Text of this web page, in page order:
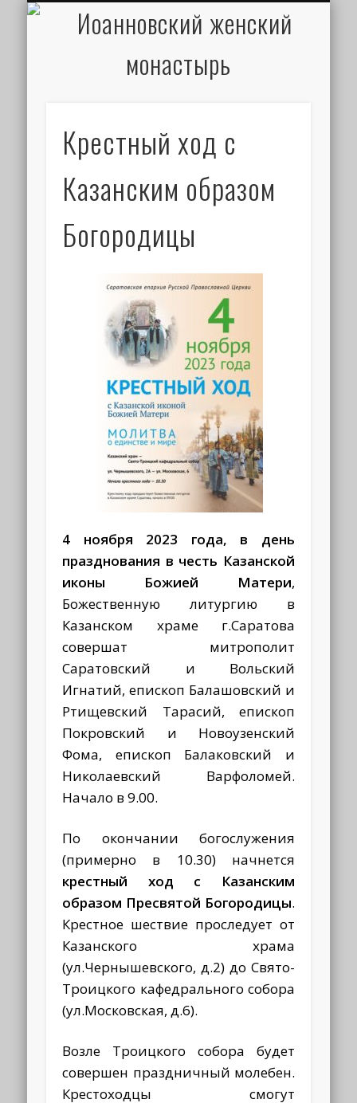
Крестный ход с
Казанским образом
Богородицы
4 ноября 2023 года, в день
празднования в честь Казанской
иконы Божией Матери,
Божественную литургию в
Казанском храме г.Саратова
совершат митрополит
Саратовский и Вольский
Игнатий, епископ Балашовский и
Ртищевский Тарасий, епископ
Покровский и Новоузенский
Фома, епископ Балаковский и
Николаевский Варфоломей.
Начало в 9.00.
По окончании богослужения
(примерно в 10.30) начнется
крестный ход с Казанским
образом Пресвятой Богородицы.
Крестное шествие проследует от
Казанского храма
(ул.Чернышевского, д.2) до Свято-
Троицкого кафедрального собора
(ул.Московская, д.6).
Возле Троицкого собора будет
совершен праздничный молебен.
Крестоходцы смогут